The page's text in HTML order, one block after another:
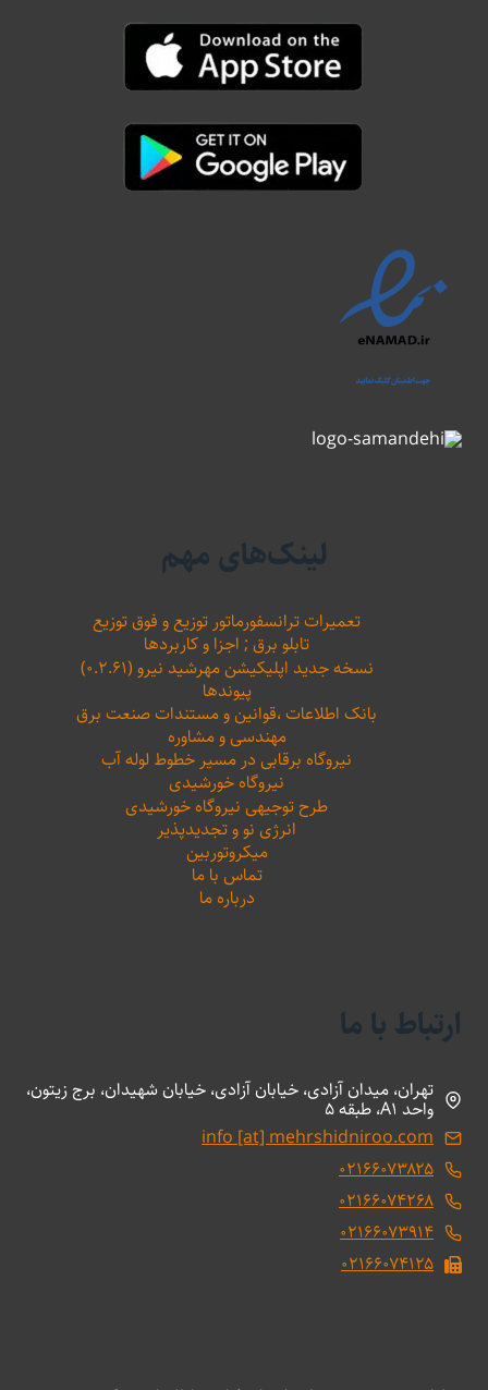
لینک‌های مهم
تعمیرات ترانسفورماتور توزیع و فوق توزیع
تابلو برق ; اجزا و کاربردها
نسخه جدید اپلیکیشن مهرشید نیرو (۰.۲.۶۱)
پیوندها
بانک اطلاعات ،‌قوانین و مستندات صنعت برق
مهندسی و مشاوره
نیروگاه برقابی در مسیر خطوط لوله آب
نیروگاه خورشیدی
طرح توجیهی نیروگاه خورشیدی
انرژی نو و تجدیدپذیر
میکروتوربین
تماس با ما
درباره ما
ارتباط با ما
تهران، میدان آزادی، خیابان آزادی، خیابان شهیدان، برج زیتون،
واحد A1، طبقه 5
info [at] mehrshidniroo.com
۰۲۱۶۶۰۷۳۸۲۵
۰۲۱۶۶۰۷۴۲۶۸
۰۲۱۶۶۰۷۳۹۱۴
۰۲۱۶۶۰۷۴۱۲۵